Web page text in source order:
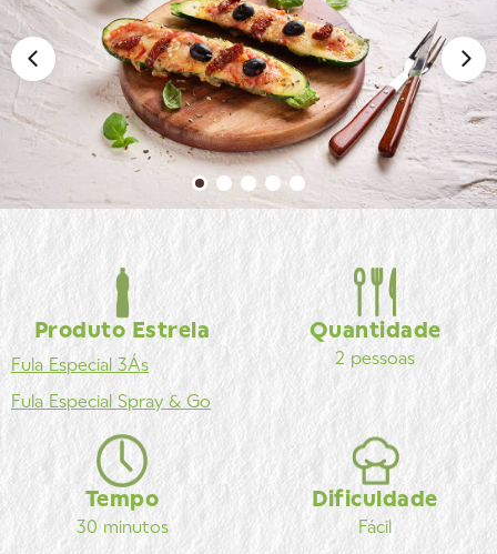
Produto Estrela
Fula Especial 3Ás
Fula Especial Spray & Go
Quantidade
2 pessoas
Tempo
30 minutos
Dificuldade
Fácil